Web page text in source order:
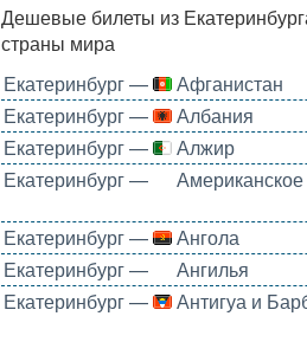
Дешевые билеты из
страны мира
Екатеринбург —
Афганистан
Екатеринбург —
Албания
Екатеринбург —
Алжир
Екатеринбург —
Екатеринбург —
Ангола
Екатеринбург —
Ангилья
Екатеринбург —
Антигуа и